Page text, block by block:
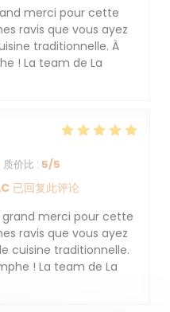
merci pour cette
ravis que vous ayez
traditionnelle. À
! La team de La
质价比 : 5/5
已回复此评论
grand merci pour cette
ravis que vous ayez
cuisine traditionnelle.
! La team de La